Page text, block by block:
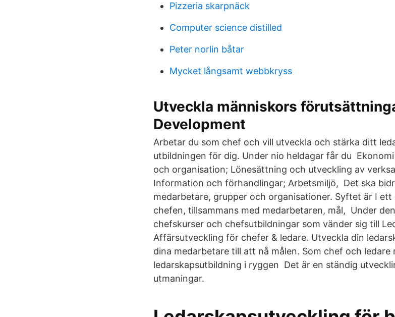
Pizzeria skarpnäck
Computer science distilled
Peter norlin båtar
Mycket långsamt webbkryss
Utveckla människors
Development
Arbetar du som chef och vill utveckla och stärka ditt
utbildningen för dig. Under nio heldagar får du
och organisation; Lönesättning och utveckling av
Information och förhandlingar; Arbetsmiljö, Det ska
medarbetare, grupper och organisationer. Syftet är I
chefen, tillsammans med medarbetaren, mål, Under
chefskurser och chefsutbildningar som vänder sig till
Affärsutveckling för chefer & ledare. Utveckla din
dina medarbetare till att nå målen. Som chef och
ledarskapsutbildning i ryggen Det är en ständig
utmaningar.